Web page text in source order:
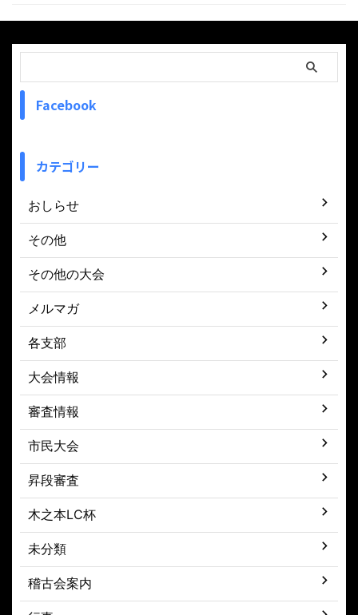
Facebook
カテゴリー
おしらせ
その他
その他の大会
メルマガ
各支部
大会情報
審査情報
市民大会
昇段審査
木之本LC杯
未分類
稽古会案内